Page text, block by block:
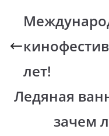
b
o
o
k
s
A
p
y
Li
n
лет!
Ледяная
зачем